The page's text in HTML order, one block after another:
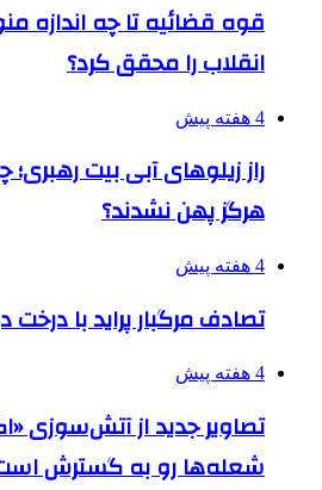
قوه قضائیه تا چه اندازه
انقلاب را محقق کرد؟
4 هفته پیش
راز زیلوهای آبی بیت
هرگز پهن نشدند؟
4 هفته پیش
تصادف مرگبار پراید با درخت
4 هفته پیش
تصاویر جدید از آتش‌سوزی
شعله‌ها رو به گسترش